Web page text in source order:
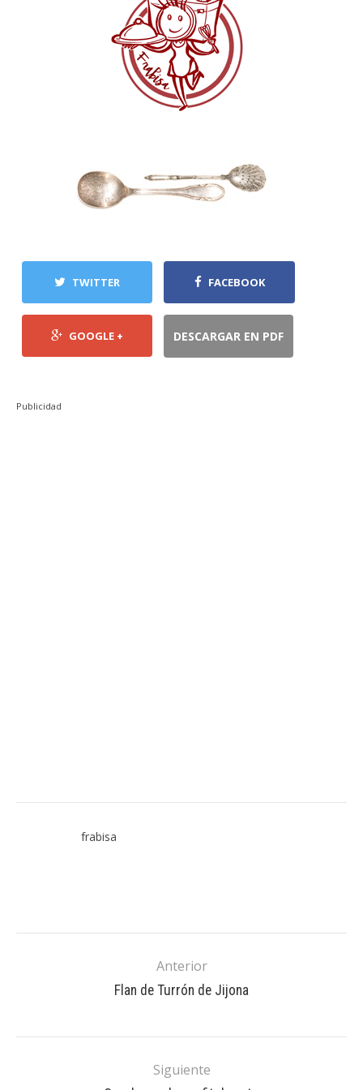
TWITTER FACEBOOK
GOOGLE + DESCARGAR EN PDF
Publicidad
frabisa
Anterior
Flan de Turrón de Jijona
Siguiente